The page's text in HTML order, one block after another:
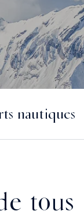
nautiques
tous